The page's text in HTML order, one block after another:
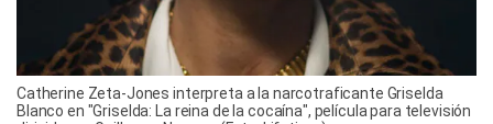
Catherine Zeta-Jones interpreta a la narcotraficante Griselda
Blanco en "Griselda: La reina de la cocaína", película para televisión